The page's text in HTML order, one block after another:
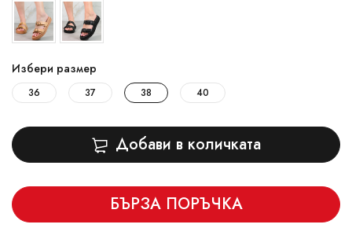
Избери размер
36 37 38 40
Добави в количката
БЪРЗА ПОРЪЧКА